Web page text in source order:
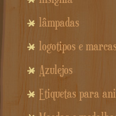
lâmpadas
logotipos e
Azulejos
Etiquetas para